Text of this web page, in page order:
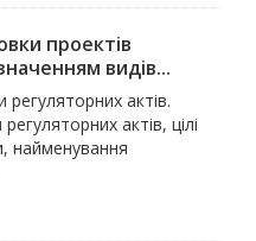
проектів
видів...
регуляторних актів.
актів, цілі
найменування